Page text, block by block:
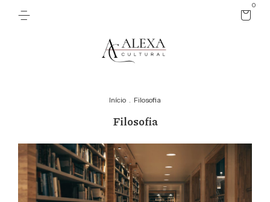
0
Início . Filosofia
Filosofia